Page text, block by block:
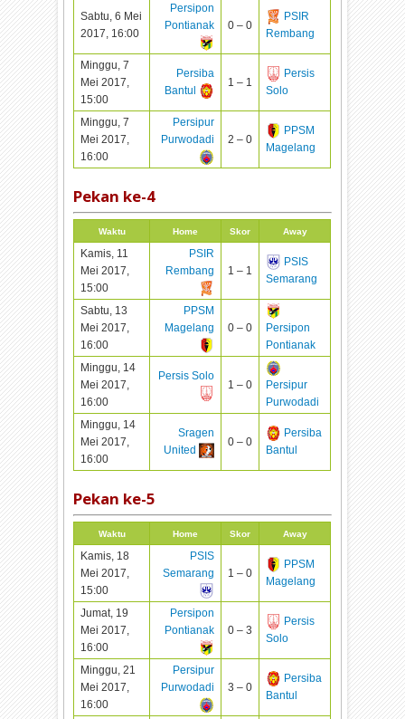
Sabtu, 6 Mei
2017, 16:00
Persipon
Pontianak
0 – 0
PSIR
Rembang
Minggu, 7
Mei 2017,
15:00
Persiba
Bantul
1 – 1
Persis
Solo
Minggu, 7
Mei 2017,
16:00
Persipur
Purwodadi
2 – 0
PPSM
Magelang
Pekan ke-4
Waktu Home Skor Away
Kamis, 11
Mei 2017,
15:00
PSIR
Rembang
1 – 1
PSIS
Semarang
Sabtu, 13
Mei 2017,
16:00
PPSM
Magelang
0 – 0
Persipon
Pontianak
Minggu, 14
Mei 2017,
16:00
Persis Solo
1 – 0
Persipur
Purwodadi
Minggu, 14
Mei 2017,
16:00
Sragen
United
0 – 0
Persiba
Bantul
Pekan ke-5
Waktu Home Skor Away
Kamis, 18
Mei 2017,
15:00
PSIS
Semarang
1 – 0
PPSM
Magelang
Jumat, 19
Mei 2017,
16:00
Persipon
Pontianak
0 – 3
Persis
Solo
Minggu, 21
Mei 2017,
16:00
Persipur
Purwodadi
3 – 0
Persiba
Bantul